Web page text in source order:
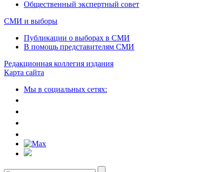
Общественный экспертный совет
СМИ и выборы
Публикации о выборах в СМИ
В помощь представителям СМИ
Редакционная коллегия издания
Карта сайта
Мы в социальных сетях: